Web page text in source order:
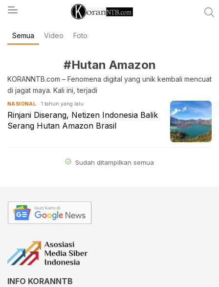
koranntb.com
Semua Video Foto
#Hutan Amazon
KORANNTB.com – Fenomena digital yang unik kembali mencuat
di jagat maya. Kali ini, terjadi
NASIONAL 1 tahun yang lalu
Rinjani Diserang, Netizen Indonesia Balik
Serang Hutan Amazon Brasil
Sudah ditampilkan semua
INFO KORANNTB